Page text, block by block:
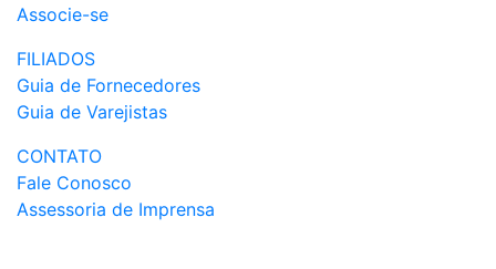
Associe-se
FILIADOS
Guia de Fornecedores
Guia de Varejistas
CONTATO
Fale Conosco
Assessoria de Imprensa